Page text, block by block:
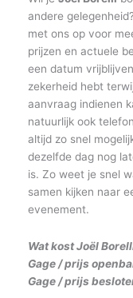
andere
met ons op voor
prijzen en actuele
een datum
zekerheid hebt
aanvraag indienen
natuurlijk ook
altijd zo snel
dezelfde dag nog
is. Zo weet je snel
samen kijken naar
evenement.
Wat kost Joël
Gage / prijs
Gage / prijs